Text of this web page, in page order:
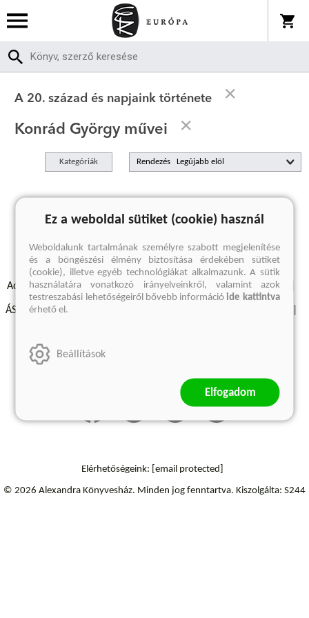
A 20. század és napjaink története
Konrád György művei
Kategóriák Rendezés
A keresett kifejezésre nincs találat
Adatvédelmi szabályzatok Elállási felmondási nyilatkozat
ÁSZF - Vásárlási feltételek
Szállítási információk
Elérhetőségeink: [email protected]
© 2026 Alexandra Könyvesház. Minden jog fenntartva. Kiszolgálta: S244
Ez a weboldal sütiket (cookie) használ
Weboldalunk tartalmának személyre szabott megjelenítése
és a böngészési élmény biztosítása érdekében sütiket
(cookie), illetve egyéb technológiákat alkalmazunk. A sütik
használatára vonatkozó irányelveinkről, valamint azok
testreszabási lehetőségeiről bővebb információide kattintva
érhető el.
Beállítások
Elfogadom